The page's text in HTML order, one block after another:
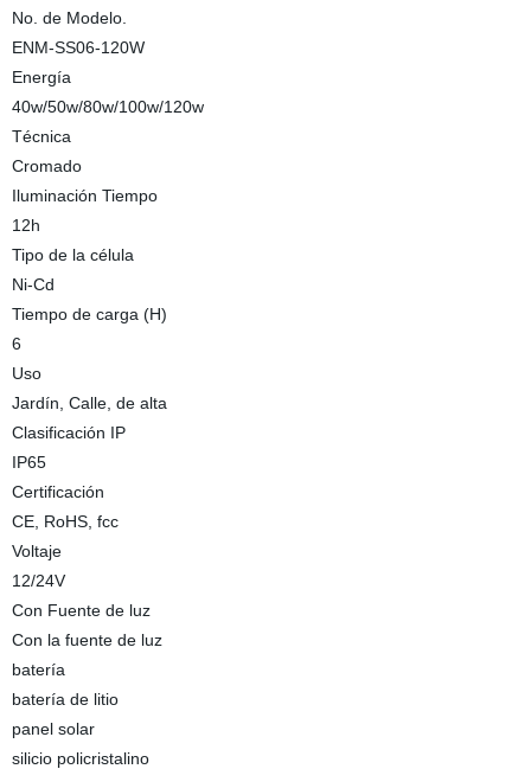
No. de Modelo.
ENM-SS06-120W
Energía
40w/50w/80w/100w/120w
Técnica
Cromado
Iluminación Tiempo
12h
Tipo de la célula
Ni-Cd
Tiempo de carga (H)
6
Uso
Jardín, Calle, de alta
Clasificación IP
IP65
Certificación
CE, RoHS, fcc
Voltaje
12/24V
Con Fuente de luz
Con la fuente de luz
batería
batería de litio
panel solar
silicio policristalino